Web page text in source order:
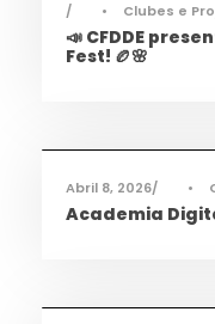
• Clubes e
📣 CFDDE
Fest! 🏉🌸
Abril 8, 2026 •
Academia